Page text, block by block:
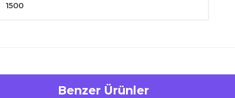
1500
Benzer Ürünler